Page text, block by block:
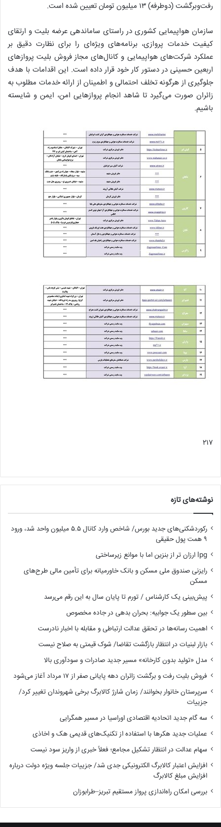
رفت‌وبرگشت (دوطرفه) ۱۳ میلیون تومان تعیین شده است.
سازمان هواپیمایی کشوری در راستای ساماندهی عرضه بلیت و ارتقای
کیفیت خدمات پروازی، برنامه‌های ویژه‌ای را برای نظارت دقیق بر
عملکرد شرکت‌های هواپیمایی و کانال‌های مجاز فروش بلیت پروازهای
اربعین حسینی در دستور کار خود قرار داده است. این اقدامات با هدف
جلوگیری از هرگونه تخلف احتمالی و اطمینان از ارائه خدمات مطلوب به
زائران صورت می‌گیرد تا شاهد انجام پروازهایی امن، ایمن و شایسته
باشیم.
۲۱۷
نوشته‌های تازه
رکوردشکنی‌های جدید بورس/ شاخص وارد کانال ۵.۵ میلیون واحد شد، ورود
۹ همت پول حقیقی
lpg ارزان تر از بنزین اما با موانع زیرساختی
رایزنی صندوق ملی مسکن و بانک خاورمیانه برای تأمین مالی طرح‌های
مسکن
پیش‌بینی یک کارشناس / تورم تا پایان سال به این رقم می‌رسد
بین سطور یک جوابیه: بحران بدهی در جاده مخصوص
اهمیت رسانه‌ها در تحقق عدالت ارتباطی و مقابله با اخبار نادرست
بازار لبنیات در انتظار بازگشت تقاضا/ شوک قیمتی به صلاح نیست
مدل «تولید بدون کارخانه» مسیر جدید صادرات و سودآوری بالا
فروش بلیت رفت و برگشت زائران دهه پایانی صفر از ۱۷ مرداد آغاز می‌شود
سرپرستان خانوار بخوانند/ زمان شارژ کالابرگ برخی شهروندان تغییر کرد/
جزییات
سه گام جدید اتحادیه اقتصادی اوراسیا در مسیر همگرایی
عملیات جدید هکرها با استفاده از تکنیک‌های قدیمی هک و اخاذی
سهام عدالت در انتظار تشکیل مجامع؛ فعلاً خبری از واریز سود نیست
افزایش اعتبار کالابرگ الکترونیکی جدی شد/ جزییات جلسه ویژه دولت درباره
افزایش مبلغ کالابرگ
بررسی امکان راه‌اندازی پرواز مستقیم تبریز–طرابوزان